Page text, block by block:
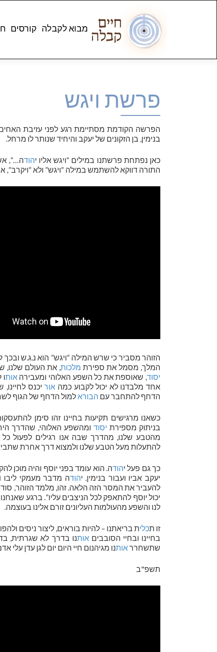
מבוא לקבלה קורסים
פרשת ויגש
הפרשה הקודמת מסתיימת רגע לפני עזיבת
בנימין, בן הזקונים של יעקב והיחיד שנותר לו מרחל.
כאן נפתחת פרשתנו במילים “ויגש אליו יהודה…”,
התורה דווקא להשתמש במילה “ויגש” ולא “ויקרב”, או
הזוהר מסביר כי שרש המילה “ויגש” הוא נ.ג.ש ובכך
המלך, מסמל את ספירת מלכות, את העולם שלנו,
יסוד, שאוספת את כל השפע האלוהי ומעבירהאות
אחד מלבדנו לא יכול לקבוע כמה אוריכנס לחיינו,
הדחף להתחבר עם הבוראלמול הדחף של הגוף
כשאנו מרגישים תקיעות בחיינו זהו סימן
בניתוק מספירת יסוד ומהשפע האלוהי, שהדרך
מהטבע שלנו, מהדרך שבה אנו רגילים לפעול כל
להתעלות מעל הטבע שלנו ולמצוא דרך אחרת שתביא
כך גם פעל יהודה. הוא עומד בפני יוסף והיה מוכן
יעקב אביו ועבור בנימין. יהודה מדבר מעמקי ליבו
להעביר את המסר הזה הלאה. זהו, מלמד הזוהר, סוד
יכול יוסף להתאפק לכל הניצבים עליו”. ברגע
לנו והשפע מהעולמות העליונים זורם אלינו בעוצמה.
זו תכלית בריאתנו – להיות בוראים, ליצור ניסים
בחיינו ובחיי הסובביםאותנו בדרך לא שגרתית,
שתשחרראותנו מגיהנום חיי היום יום לגן עדן עלי
תשפ"ב